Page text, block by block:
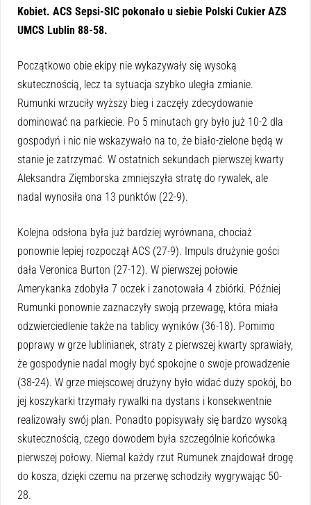
Kobiet. ACS Sepsi-SIC pokonało u siebie Polski Cukier AZS
UMCS Lublin 88-58.
Początkowo obie ekipy nie wykazywały się wysoką
skutecznością, lecz ta sytuacja szybko uległa zmianie.
Rumunki wrzuciły wyższy bieg i zaczęły zdecydowanie
dominować na parkiecie. Po 5 minutach gry było już 10-2 dla
gospodyń i nic nie wskazywało na to, że biało-zielone będą w
stanie je zatrzymać. W ostatnich sekundach pierwszej kwarty
Aleksandra Zięmborska zmniejszyła stratę do rywalek, ale
nadal wynosiła ona 13 punktów (22-9).
Kolejna odsłona była już bardziej wyrównana, chociaż
ponownie lepiej rozpoczął ACS (27-9). Impuls drużynie gości
dała Veronica Burton (27-12). W pierwszej połowie
Amerykanka zdobyła 7 oczek i zanotowała 4 zbiórki. Później
Rumunki ponownie zaznaczyły swoją przewagę, która miała
odzwierciedlenie także na tablicy wyników (36-18). Pomimo
poprawy w grze lublinianek, straty z pierwszej kwarty sprawiały,
że gospodynie nadal mogły być spokojne o swoje prowadzenie
(38-24). W grze miejscowej drużyny było widać duży spokój, bo
jej koszykarki trzymały rywalki na dystans i konsekwentnie
realizowały swój plan. Ponadto popisywały się bardzo wysoką
skutecznością, czego dowodem była szczególnie końcówka
pierwszej połowy. Niemal każdy rzut Rumunek znajdował drogę
do kosza, dzięki czemu na przerwę schodziły wygrywając 50-
28.